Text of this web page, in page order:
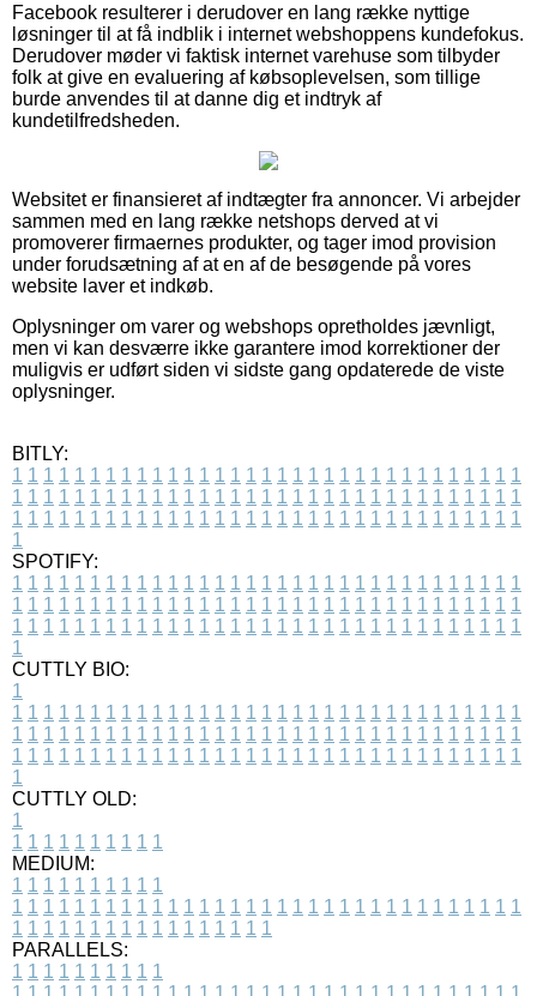
Facebook resulterer i derudover en lang række nyttige
løsninger til at få indblik i internet webshoppens kundefokus.
Derudover møder vi faktisk internet varehuse som tilbyder
folk at give en evaluering af købsoplevelsen, som tillige
burde anvendes til at danne dig et indtryk af
kundetilfredsheden.
Websitet er finansieret af indtægter fra annoncer. Vi arbejder
sammen med en lang række netshops derved at vi
promoverer firmaernes produkter, og tager imod provision
under forudsætning af at en af de besøgende på vores
website laver et indkøb.
Oplysninger om varer og webshops opretholdes jævnligt,
men vi kan desværre ikke garantere imod korrektioner der
muligvis er udført siden vi sidste gang opdaterede de viste
oplysninger.
BITLY:
1 1 1 1 1 1 1 1 1 1 1 1 1 1 1 1 1 1 1 1 1 1 1 1 1 1 1 1 1 1 1 1 1
1 1 1 1 1 1 1 1 1 1 1 1 1 1 1 1 1 1 1 1 1 1 1 1 1 1 1 1 1 1 1 1 1
1 1 1 1 1 1 1 1 1 1 1 1 1 1 1 1 1 1 1 1 1 1 1 1 1 1 1 1 1 1 1 1 1
1
SPOTIFY:
1 1 1 1 1 1 1 1 1 1 1 1 1 1 1 1 1 1 1 1 1 1 1 1 1 1 1 1 1 1 1 1 1
1 1 1 1 1 1 1 1 1 1 1 1 1 1 1 1 1 1 1 1 1 1 1 1 1 1 1 1 1 1 1 1 1
1 1 1 1 1 1 1 1 1 1 1 1 1 1 1 1 1 1 1 1 1 1 1 1 1 1 1 1 1 1 1 1 1
1
CUTTLY BIO:
1
1 1 1 1 1 1 1 1 1 1 1 1 1 1 1 1 1 1 1 1 1 1 1 1 1 1 1 1 1 1 1 1 1
1 1 1 1 1 1 1 1 1 1 1 1 1 1 1 1 1 1 1 1 1 1 1 1 1 1 1 1 1 1 1 1 1
1 1 1 1 1 1 1 1 1 1 1 1 1 1 1 1 1 1 1 1 1 1 1 1 1 1 1 1 1 1 1 1 1
1
CUTTLY OLD:
1
1 1 1 1 1 1 1 1 1 1
MEDIUM:
1 1 1 1 1 1 1 1 1 1
1 1 1 1 1 1 1 1 1 1 1 1 1 1 1 1 1 1 1 1 1 1 1 1 1 1 1 1 1 1 1 1 1
1 1 1 1 1 1 1 1 1 1 1 1 1 1 1 1 1
PARALLELS:
1 1 1 1 1 1 1 1 1 1